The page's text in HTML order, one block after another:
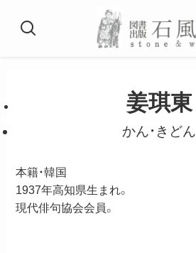
姜琪東
かん・きどん
本籍・韓国
1937年高知県生まれ。
現代俳句協会会員。